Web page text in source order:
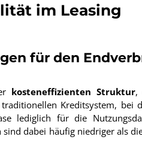
im Leasing
für den
kosteneffizienten Struktur,
Kreditsystem, bei
lediglich für die
dabei häufig niedriger als